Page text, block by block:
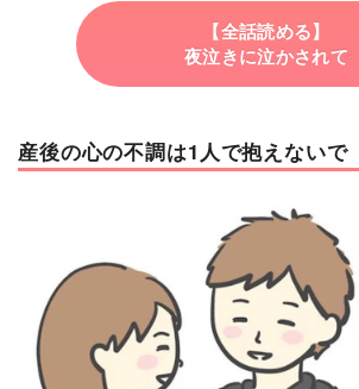
【全話読める】
夜泣きに泣かされて
産後の心の不調は1人で抱えないで